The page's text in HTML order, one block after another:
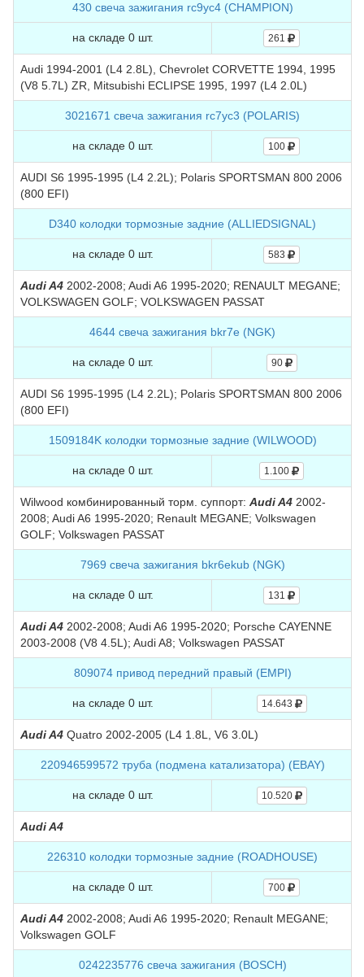
430 свеча зажигания rc9yc4 (CHAMPION)
на складе 0 шт. 261
Audi 1994-2001 (L4 2.8L), Chevrolet CORVETTE 1994, 1995
(V8 5.7L) ZR, Mitsubishi ECLIPSE 1995, 1997 (L4 2.0L)
3021671 свеча зажигания rc7yc3 (POLARIS)
на складе 0 шт. 100
AUDI S6 1995-1995 (L4 2.2L); Polaris SPORTSMAN 800 2006
(800 EFI)
D340 колодки тормозные задние (ALLIEDSIGNAL)
на складе 0 шт. 583
Audi A4 2002-2008; Audi A6 1995-2020; RENAULT MEGANE;
VOLKSWAGEN GOLF; VOLKSWAGEN PASSAT
4644 свеча зажигания bkr7e (NGK)
на складе 0 шт. 90
AUDI S6 1995-1995 (L4 2.2L); Polaris SPORTSMAN 800 2006
(800 EFI)
1509184K колодки тормозные задние (WILWOOD)
на складе 0 шт. 1.100
Wilwood комбинированный торм. суппорт: Audi A4 2002-
2008; Audi A6 1995-2020; Renault MEGANE; Volkswagen
GOLF; Volkswagen PASSAT
7969 свеча зажигания bkr6ekub (NGK)
на складе 0 шт. 131
Audi A4 2002-2008; Audi A6 1995-2020; Porsche CAYENNE
2003-2008 (V8 4.5L); Audi A8; Volkswagen PASSAT
809074 привод передний правый (EMPI)
на складе 0 шт. 14.643
Audi A4 Quatro 2002-2005 (L4 1.8L, V6 3.0L)
220946599572 труба (подмена катализатора) (EBAY)
на складе 0 шт. 10.520
Audi A4
226310 колодки тормозные задние (ROADHOUSE)
на складе 0 шт. 700
Audi A4 2002-2008; Audi A6 1995-2020; Renault MEGANE;
Volkswagen GOLF
0242235776 свеча зажигания (BOSCH)